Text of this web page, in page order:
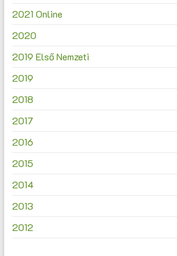
2021 Online
2020
2019 Első Nemzeti
2019
2018
2017
2016
2015
2014
2013
2012